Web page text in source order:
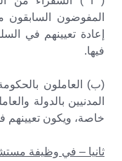
المفوضون
إعادة تعيينهم في
فيها.
(ب) العاملون
المدنيين بالدولة
خاصة، ويكون تعيينهم
ثانيا – في وظيفة